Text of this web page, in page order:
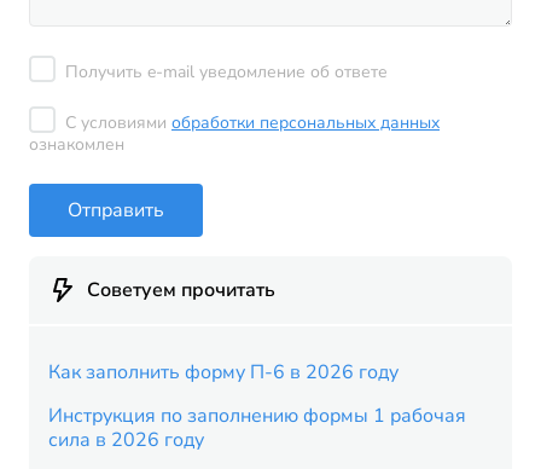
Получить e-mail уведомление об ответе
С условиями обработки персональных данных
ознакомлен
Отправить
Советуем прочитать
Как заполнить форму П-6 в 2026 году
Инструкция по заполнению формы 1 рабочая
сила в 2026 году